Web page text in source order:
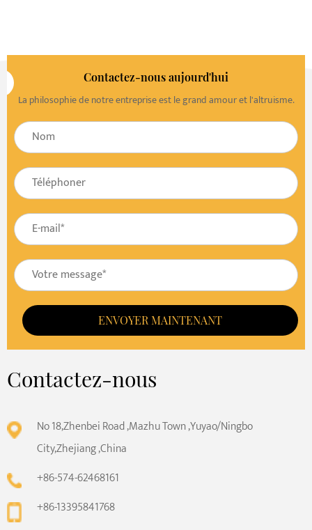
Contactez-nous aujourd'hui
La philosophie de notre entreprise est le grand amour et l'altruisme.
ENVOYER MAINTENANT
Contactez-nous
No 18,Zhenbei Road ,Mazhu Town ,Yuyao/Ningbo
City,Zhejiang ,China
+86-574-62468161
+86-13395841768